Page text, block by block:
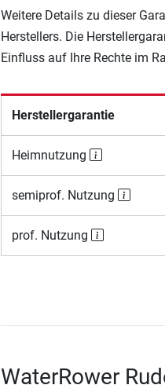
Weitere Details zu dieser
Herstellers. Die
Einfluss auf Ihre Rechte im
Herstellergarantie
Heimnutzung
semiprof. Nutzung
prof. Nutzung
WaterRower